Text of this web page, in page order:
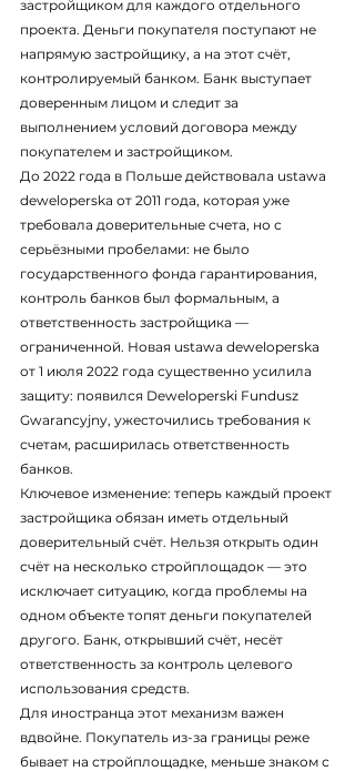
застройщиком для каждого отдельного
проекта. Деньги покупателя поступают не
напрямую застройщику, а на этот счёт,
контролируемый банком. Банк выступает
доверенным лицом и следит за
выполнением условий договора между
покупателем и застройщиком.
До 2022 года в Польше действовала ustawa
deweloperska от 2011 года, которая уже
требовала доверительные счета, но с
серьёзными пробелами: не было
государственного фонда гарантирования,
контроль банков был формальным, а
ответственность застройщика —
ограниченной. Новая ustawa deweloperska
от 1 июля 2022 года существенно усилила
защиту: появился Deweloperski Fundusz
Gwarancyjny, ужесточились требования к
счетам, расширилась ответственность
банков.
Ключевое изменение: теперь каждый проект
застройщика обязан иметь отдельный
доверительный счёт. Нельзя открыть один
счёт на несколько стройплощадок — это
исключает ситуацию, когда проблемы на
одном объекте топят деньги покупателей
другого. Банк, открывший счёт, несёт
ответственность за контроль целевого
использования средств.
Для иностранца этот механизм важен
вдвойне. Покупатель из-за границы реже
бывает на стройплощадке, меньше знаком с